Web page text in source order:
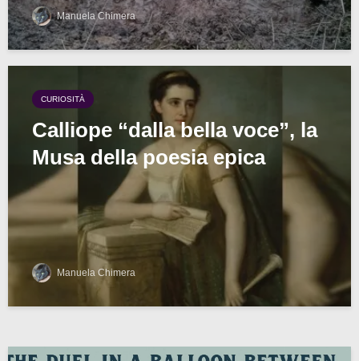
Manuela Chimera
CURIOSITÀ
Calliope “dalla bella voce”, la
Musa della poesia epica
Manuela Chimera